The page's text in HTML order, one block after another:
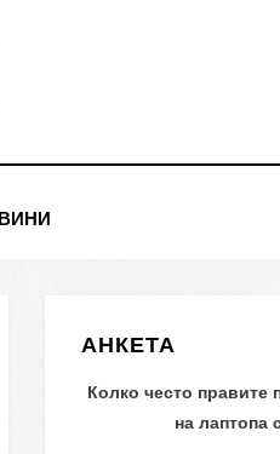
АНКЕТА
Колко често правите
на лаптопа